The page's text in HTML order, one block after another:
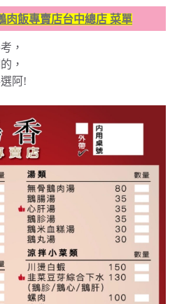
肉飯專賣店台中總店 菜單
，
，
阿!